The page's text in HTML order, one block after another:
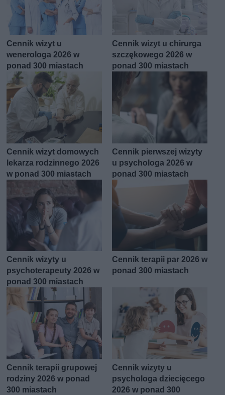
Cennik wizyt u
wenerologa 2026 w
ponad 300 miastach
Cennik wizyt u chirurga
szczękowego 2026 w
ponad 300 miastach
Cennik wizyt domowych
lekarza rodzinnego 2026
w ponad 300 miastach
Cennik pierwszej wizyty
u psychologa 2026 w
ponad 300 miastach
Cennik wizyty u
psychoterapeuty 2026 w
ponad 300 miastach
Cennik terapii par 2026 w
ponad 300 miastach
Cennik terapii grupowej
rodziny 2026 w ponad
300 miastach
Cennik wizyty u
psychologa dziecięcego
2026 w ponad 300